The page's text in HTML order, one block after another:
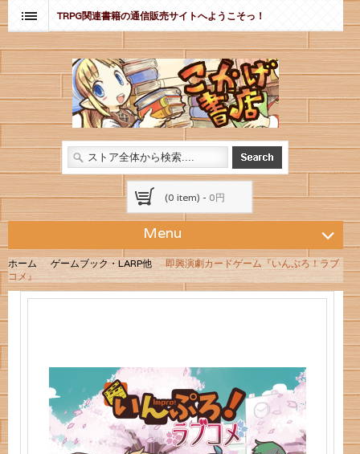
TRPG関連書籍の通信販売サイトへようこそっ！
(0 item) - 0円
Menu
ホーム ゲームブック・LARP他
即興演劇カードゲーム『いんぷろ！ラブ
コメ』